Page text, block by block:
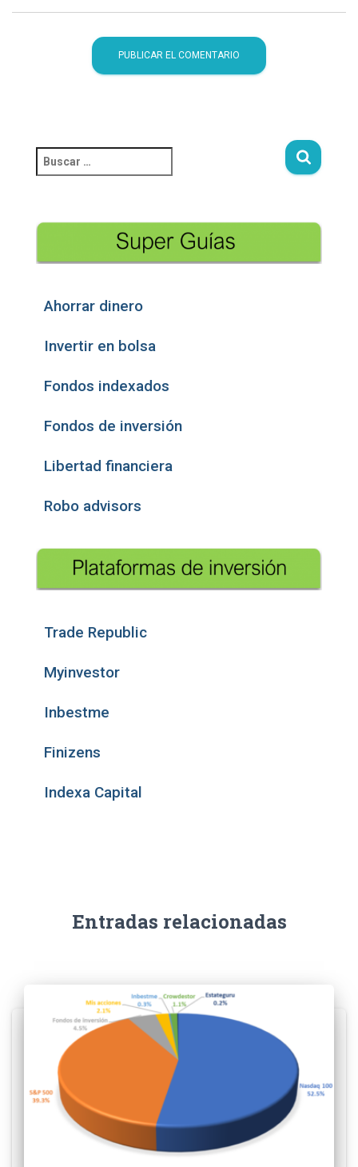
Ahorrar dinero
Invertir en bolsa
Fondos indexados
Fondos de inversión
Libertad financiera
Robo advisors
Trade Republic
Myinvestor
Inbestme
Finizens
Indexa Capital
Entradas relacionadas